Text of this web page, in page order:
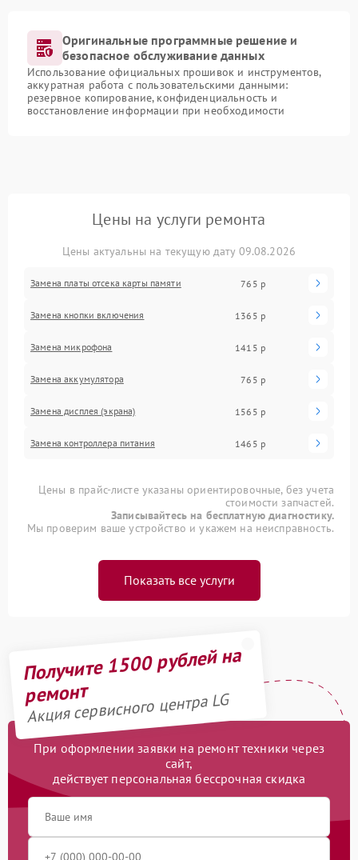
Оригинальные программные решение и
безопасное обслуживание данных
Использование официальных прошивок и инструментов,
аккуратная работа с пользовательскими данными:
резервное копирование, конфиденциальность и
восстановление информации при необходимости
Цены на услуги ремонта
Цены актуальны на текущую дату 09.08.2026
Замена платы отсека карты памяти 765 р
Замена кнопки включения 1365 р
Замена микрофона 1415 р
Замена аккумулятора 765 р
Замена дисплея (экрана) 1565 р
Замена контроллера питания 1465 р
Цены в прайс-листе указаны ориентировочные, без учета
стоимости запчастей.
Записывайтесь на бесплатную диагностику.
Мы проверим ваше устройство и укажем на неисправность.
Показать все услуги
Получите 1500 рублей на
ремонт
Акция сервисного центра LG
При оформлении заявки на ремонт техники через
сайт,
действует персональная бессрочная скидка